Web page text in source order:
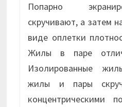
Попарно
скручивают, а затем
виде оплетки
Жилы в паре
Изолированные
жилы и пары
концентрическими